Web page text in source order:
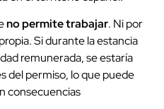
no permite trabajar. Ni por
Si durante la estancia
remunerada, se estaría
del permiso, lo que puede
consecuencias